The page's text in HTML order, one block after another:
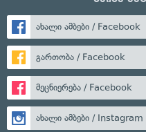
ახალი ამბები / Facebook
გართობა / Facebook
მეცნიერება / Facebook
ახალი ამბები / Instagram